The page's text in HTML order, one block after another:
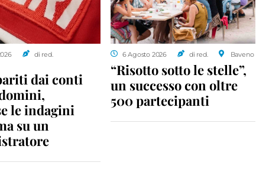
di red.
dai conti
le indagini
su un
6 Agosto 2026 di red. Baveno
“Risotto sotto le stelle”,
un successo con oltre
500 partecipanti